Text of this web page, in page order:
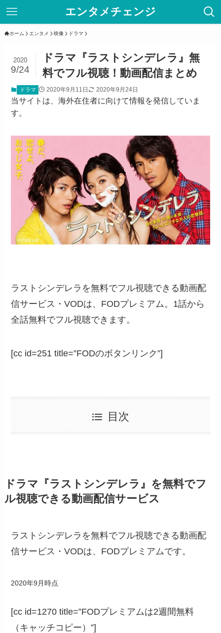
エンタメチェンジ
ホーム エンタメ 映像 ドラマ
ドラマ『ラストシンデレラ』無
料でフル視聴！動画配信まとめ
2020
9/24
ドラマ 2020年9月11日 2020年9月24日
当サイトは、海外在住者に向けて情報を発信していま
す。
ラストシンデレラを無料でフル視聴できる動画配
信サービス・VODは、FODプレミアム。1話から
全話無料でフル視聴できます。
[cc id=251 title=”FODのボタンリンク”]
目次
ドラマ『ラストシンデレラ』を無料でフ
ル視聴できる動画配信サービス
ラストシンデレラを無料でフル視聴できる動画配
信サービス・VODは、FODプレミアムです。
2020年9月時点
[cc id=1270 title=”FODプレミアムは2週間無料
（キャッチコピー）”]